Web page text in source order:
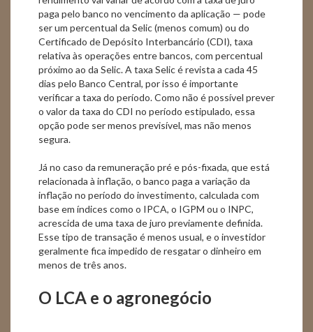
paga pelo banco no vencimento da aplicação — pode
ser um percentual da Selic (menos comum) ou do
Certificado de Depósito Interbancário (CDI), taxa
relativa às operações entre bancos, com percentual
próximo ao da Selic. A taxa Selic é revista a cada 45
dias pelo Banco Central, por isso é importante
verificar a taxa do período. Como não é possível prever
o valor da taxa do CDI no período estipulado, essa
opção pode ser menos previsível, mas não menos
segura.
Já no caso da remuneração pré e pós-fixada, que está
relacionada à inflação, o banco paga a variação da
inflação no período do investimento, calculada com
base em índices como o IPCA, o IGPM ou o INPC,
acrescida de uma taxa de juro previamente definida.
Esse tipo de transação é menos usual, e o investidor
geralmente fica impedido de resgatar o dinheiro em
menos de três anos.
O LCA e o agronegócio